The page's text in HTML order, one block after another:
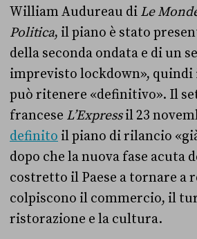
William Audureau di Le
Politica, il piano è stato
della seconda ondata e di un
imprevisto lockdown», quindi
può ritenere «definitivo». Il
francese L’Expressil 23
definito il piano di rilancio
dopo che la nuova fase acuta
costretto il Paese a tornare a
colpiscono il commercio, il
ristorazione e la cultura.